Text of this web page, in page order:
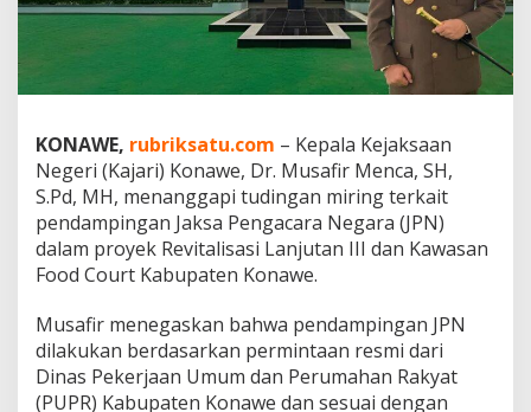
r
n
w
e
I
h
w
a
l
e
w
e
n
a
KONAWE, rubriksatu.com – Kepala Kejaksaan
Negeri (Kajari) Konawe, Dr. Musafir Menca, SH,
S.Pd, MH, menanggapi tudingan miring terkait
pendampingan Jaksa Pengacara Negara (JPN)
dalam proyek Revitalisasi Lanjutan III dan Kawasan
Food Court Kabupaten Konawe.
Musafir menegaskan bahwa pendampingan JPN
dilakukan berdasarkan permintaan resmi dari
Dinas Pekerjaan Umum dan Perumahan Rakyat
(PUPR) Kabupaten Konawe dan sesuai dengan